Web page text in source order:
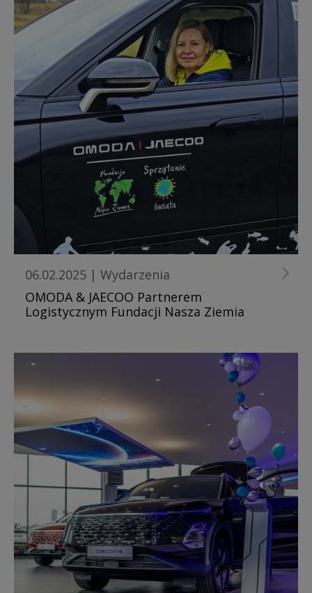
06.02.2025 | Wydarzenia
OMODA & JAECOO Partnerem
Logistycznym Fundacji Nasza Ziemia